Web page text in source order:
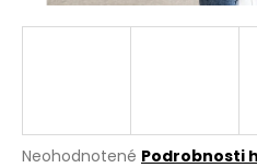
Priemerné
Neohodnotené Podrobnosti